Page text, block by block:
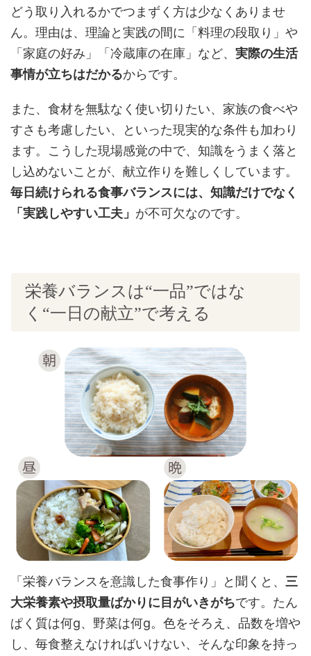
どう取り入れるかでつまずく方は少なくありませ
ん。理由は、理論と実践の間に「料理の段取り」や
「家庭の好み」「冷蔵庫の在庫」など、 実際の生活
事情が立ちはだかるからです。
また、食材を無駄なく使い切りたい、家族の食べや
すさも考慮したい、といった現実的な条件も加わり
ます。こうした現場感覚の中で、知識をうまく落と
し込めないことが、献立作りを難しくしています。
毎日続けられる食事バランスには、知識だけでなく
「実践しやすい工夫」 が不可欠なのです。
栄養バランスは“一品”ではな
く“一日の献立”で考える
「栄養バランスを意識した食事作り」と聞くと、 三
大栄養素や摂取量ばかりに目がいきがちです。たん
ぱく質は何g、野菜は何g。色をそろえ、品数を増や
し、毎食整えなければいけない、そんな印象を持っ